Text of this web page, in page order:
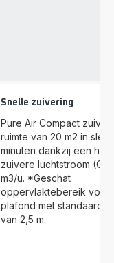
Snelle zuivering
Pure Air Compact
ruimte van 20 m2 in
minuten dankzij een
zuivere luchtstroom
m3/u. *Geschat
oppervlaktebereik voor
plafond met standaard
van 2,5 m.